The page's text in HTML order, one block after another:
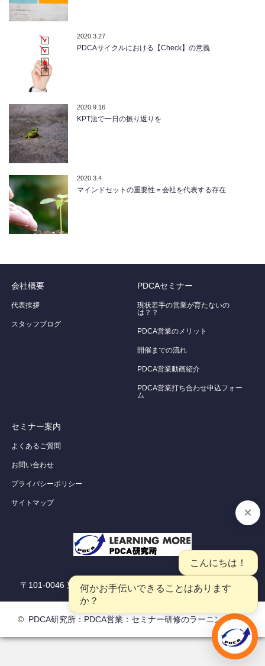
2020.3.27
PDCAサイクルにおける【Check】の意義
2020.9.16
KPT法で一日の振り返りを
2020.3.4
マインドセットの重要性＝会社を代表する存在
会社概要
代表挨拶
スタッフブログ
PDCAセミナー
現状若手の営業が育たないの
は？？
PDCA営業のメリット
開催までの流れ
PDCA営業動画紹介
PDCA営業打ち合わせ申込フォー
ム
セミナー案内
よくあるご質問
お問い合わせ
プライバシーポリシー
サイトマップ
〒101-0046 東京都千代田区神田多町2-2-22 千代田ビル8Ｆ
お問い合わせ
© PDCA研究所：PDCA営業：セミナー研修のラーニングモア